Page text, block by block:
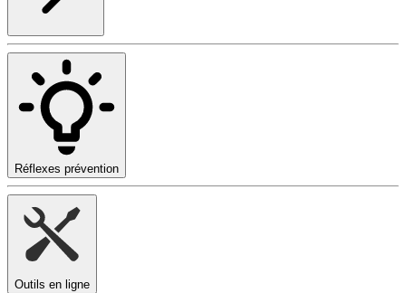
Réflexes prévention
Outils en ligne